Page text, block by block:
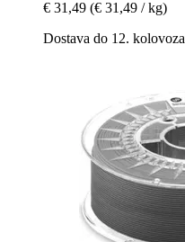
€ 31,49 (€ 31,49 / kg)
Dostava do 12. kolovoza